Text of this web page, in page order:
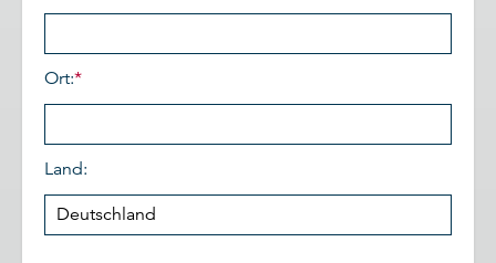
Ort:*
Land: